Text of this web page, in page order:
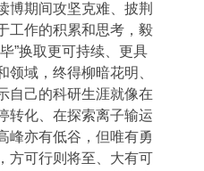
博期间攻坚克难、披荆
工作的积累和思考，毅
”换取更可持续、更具
领域，终得柳暗花明、
自己的科研生涯就像在
转化、在探索离子输运
峰亦有低谷，但唯有勇
方可行则将至、大有可